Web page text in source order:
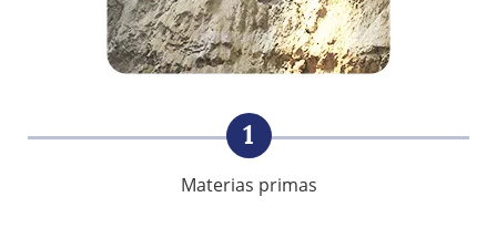
1
Materias primas